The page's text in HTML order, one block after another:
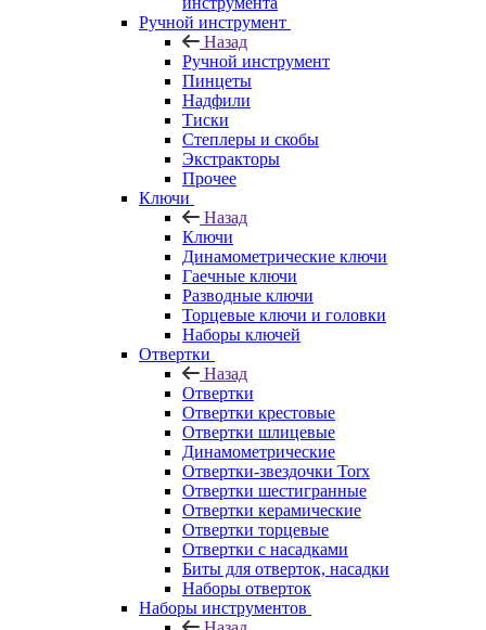
Ручной инструмент
Назад
Ручной инструмент
Пинцеты
Надфили
Тиски
Степлеры и скобы
Экстракторы
Прочее
Ключи
Назад
Ключи
Динамометрические ключи
Гаечные ключи
Разводные ключи
Торцевые ключи и головки
Наборы ключей
Отвертки
Назад
Отвертки
Отвертки крестовые
Отвертки шлицевые
Динамометрические
Отвертки-звездочки Torx
Отвертки шестигранные
Отвертки керамические
Отвертки торцевые
Отвертки с насадками
Биты для отверток, насадки
Наборы отверток
Наборы инструментов